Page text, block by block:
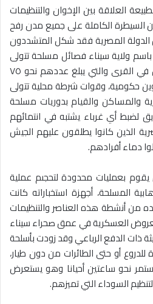
العلاقة بين الإخوان والتنظيمات
السيطرة الكاملة على جميع مدن رفح
المصرية فقد شكل المتشددون
ولاية سيناء فصائل مسلحة تتولى
تأمين وإدارة كل أمور السكان في القرى والتي يبلغ عددهم نحو ٧٥
حكومية، وقوات شرطة محلية تتولى
والمساكن والقيام بدوريات مسلحة
لضبط أي غرباء يشتبه في انتمائهم
الذين كانوا يطلقون عليهم الجيش
دماء أفرادهم.
بعمليات محدودة لتحجىم عملية
المسلحة، أجهزة استخباراته كانت
أنشطة هذه العناصر والتنظيمات
العسكرية في عمق صحراء سيناء
ذات الدفع الرباعي وقد زودت بأسلحة
أو حتى الطائرات من دون طيار،
نحو ساعتين أحيانا وهو يستعرض
السوداء التي تميزهم.